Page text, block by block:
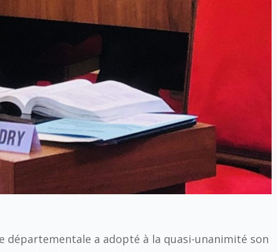
départementale a adopté à la quasi-unanimité son